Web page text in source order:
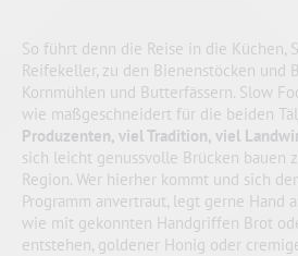
So führt denn die Reise in die Küchen,
Reifekeller, zu den Bienenstöcken und
Kornmühlen und Butterfässern. Slow
wie maßgeschneidert für die beiden
Produzenten, viel Tradition, viel
sich leicht genussvolle Brücken bauen
Region. Wer hierher kommt und sich
Programm anvertraut, legt gerne Hand
wie mit gekonnten Handgriffen Brot
entstehen, goldener Honig oder